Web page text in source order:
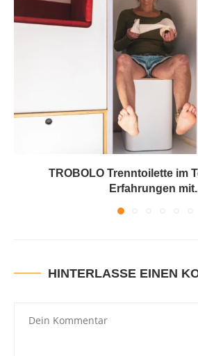
TROBOLO Trenntoilette im
Erfahrungen
HINTERLASSE EINEN